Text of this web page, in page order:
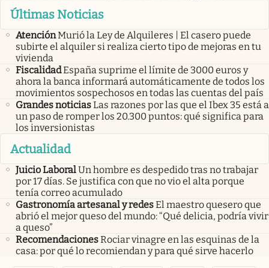
Últimas Noticias
AtenciónMurió la Ley de Alquileres | El casero puede
subirte el alquiler si realiza cierto tipo de mejoras en tu
vivienda
FiscalidadEspaña suprime el límite de 3000 euros y
ahora la banca informará automáticamente de todos los
movimientos sospechosos en todas las cuentas del país
Grandes noticiasLas razones por las que el Ibex 35 está a
un paso de romper los 20.300 puntos: qué significa para
los inversionistas
Actualidad
Juicio LaboralUn hombre es despedido tras no trabajar
por 17 días. Se justifica con que no vio el alta porque
tenía correo acumulado
Gastronomía artesanal y redesEl maestro quesero que
abrió el mejor queso del mundo: “Qué delicia, podría vivir
a queso”
RecomendacionesRociar vinagre en las esquinas de la
casa: por qué lo recomiendan y para qué sirve hacerlo